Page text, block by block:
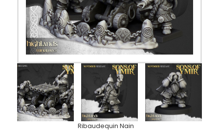
Ribaudequin Nain